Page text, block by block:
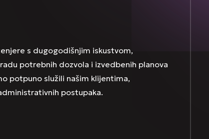
s dugogodišnjim iskustvom,
potrebnih dozvola i izvedbenih planova
potpuno služili našim klijentima,
postupaka.